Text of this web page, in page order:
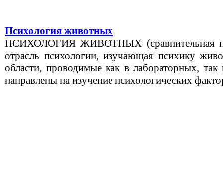
Психология животных
ПСИХОЛОГИЯ ЖИВОТНЫХ (сравнительная
отрасль психологии, изучающая психику
области, проводимые как в лабораторных, так
направлены на изучение психологических